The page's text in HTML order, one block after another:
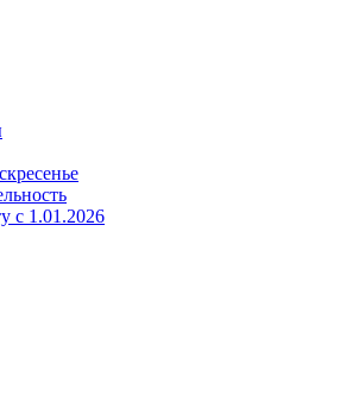
с 1.01.2026